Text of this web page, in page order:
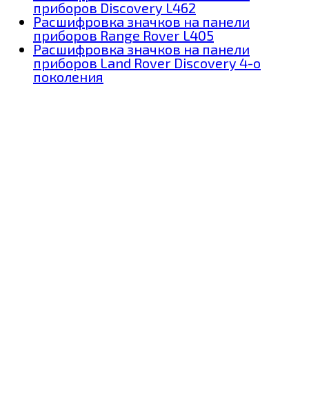
приборов Discovery L462
Расшифровка значков на панели
приборов Range Rover L405
Расшифровка значков на панели
приборов Land Rover Discovery 4-о
поколения